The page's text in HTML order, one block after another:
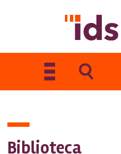
Toggle
navigation
Biblioteca